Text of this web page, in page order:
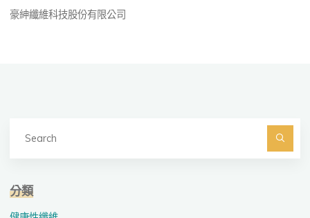
豪紳纖維科技股份有限公司
Search
分類